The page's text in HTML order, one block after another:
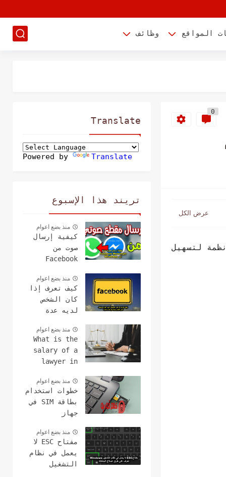
المواقع وظائف
0
لتسهيل
Translate
Powered by Translate
تريند هذا الإسبوع
منذ بضع اعوام
كيفية إرسال
صوت من
Facebook
WhatsApp
منذ بضع اعوام
كيف تعرف إذا
كان الشخص
لديه عدة
الفيس بوك هل
هذا ممكن؟
منذ بضع اعوام
What is the
salary of a
lawyer in
money fast
with lawyer's
2024
منذ بضع اعوام
خطوات استخدام
بطاقة SIM في
جهاز
وعمل مكالمات
منذ بضع اعوام
مفتاح ESC لا
يعمل في نظام
التشغيل